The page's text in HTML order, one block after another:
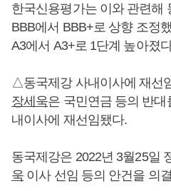
한국신용평가는 이와 관련해
BBB에서 BBB+로 상향 조정
A3에서 A3+로 1단계 높아졌
△동국제강 사내이사에 재선
장세욱은 국민연금 등의 반
내이사에 재선임됐다.
동국제강은 2022년 3월25일
욱 이사 선임 등의 안건을 의